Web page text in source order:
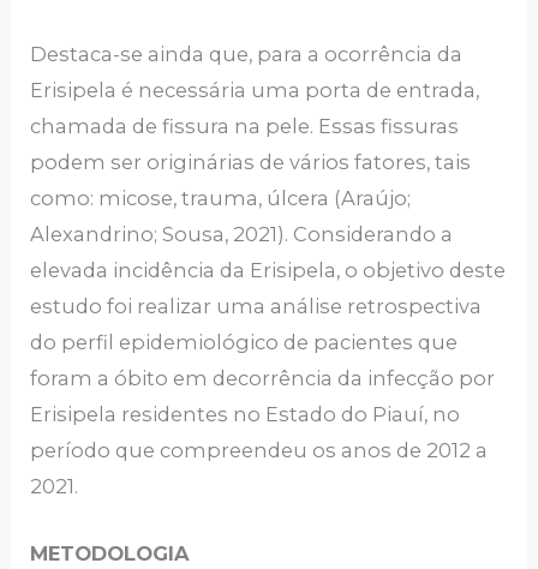
Destaca-se ainda que, para a ocorrência da
Erisipela é necessária uma porta de entrada,
chamada de fissura na pele. Essas fissuras
podem ser originárias de vários fatores, tais
como: micose, trauma, úlcera (Araújo;
Alexandrino; Sousa, 2021). Considerando a
elevada incidência da Erisipela, o objetivo deste
estudo foi realizar uma análise retrospectiva
do perfil epidemiológico de pacientes que
foram a óbito em decorrência da infecção por
Erisipela residentes no Estado do Piauí, no
período que compreendeu os anos de 2012 a
2021.
METODOLOGIA